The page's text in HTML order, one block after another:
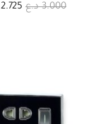
3.000 د.ع 2.725